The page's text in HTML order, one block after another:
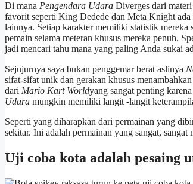
Di mana Pengendara Udara Diverges dari
favorit seperti King Dedede dan Meta Knight
lainnya. Setiap karakter memiliki statistik mereka
pemain selama meteran khusus mereka penuh.
jadi mencari tahu mana yang paling Anda sukai
Sejujurnya saya bukan penggemar berat aslinya
sifat-sifat unik dan gerakan khusus
dari Mario Kart Worldyang sangat penting
Udara mungkin memiliki langit -langit
Seperti yang diharapkan dari permainan yang
sekitar. Ini adalah permainan yang sangat,
Uji coba kota adalah pesaing